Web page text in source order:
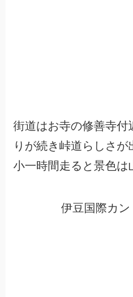
街道はお寺の修善寺付
りが続き峠道らしさが
小一時間走ると景色は
伊豆国際カ